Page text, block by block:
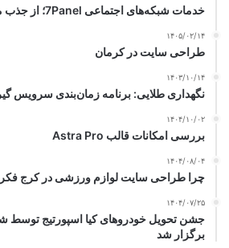
خدمات شبکه‌های اجتماعی 7Panel؛ از جذب مخاطب تا افزایش درآمد
۱۴۰۵/۰۲/۱۴
طراحی سایت در کرمان
۱۴۰۳/۱۰/۱۴
نگهداری طلایی: برنامه زمان‌بندی سرویس
۱۴۰۴/۱۰/۰۲
بررسی امکانات قالب Astra Pro
۱۴۰۴/۰۸/۰۴
چرا طراحی سایت لوازم ورزشی در کرج
۱۴۰۴/۰۷/۲۵
جشن تحویل خودروهای کیا اسپورتیج
برگزار شد